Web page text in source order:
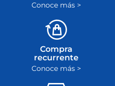
Conoce más >
Compra
recurrente
Conoce más >